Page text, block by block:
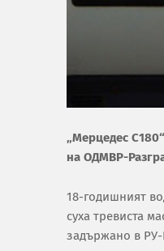
„Мерцедес
на ОДМВР-
18-годишният
суха тревиста
задържано в РУ-